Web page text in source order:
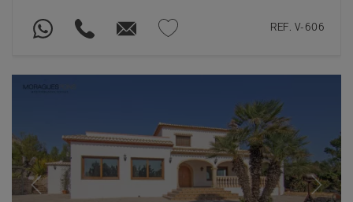
REF. V-606
Previous Next